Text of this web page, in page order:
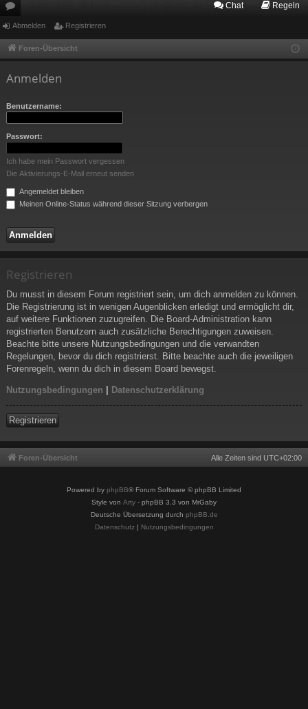
or
en
Chat Regeln
Abmelden Registrieren
Foren-Übersicht
Anmelden
Benutzername:
Passwort:
Ich habe mein Passwort vergessen
Die Aktivierungs-E-Mail erneut senden
Angemeldet bleiben
Meinen Online-Status während dieser Sitzung verbergen
Registrieren
Du musst in diesem Forum registriert sein, um dich anmelden zu können.
Die Registrierung ist in wenigen Augenblicken erledigt und ermöglicht dir,
auf weitere Funktionen zuzugreifen. Die Board-Administration kann
registrierten Benutzern auch zusätzliche Berechtigungen zuweisen.
Beachte bitte unsere Nutzungsbedingungen und die verwandten
Regelungen, bevor du dich registrierst. Bitte beachte auch die jeweiligen
Forenregeln, wenn du dich in diesem Board bewegst.
Nutzungsbedingungen Datenschutzerklärung
Registrieren
Foren-Übersicht Alle Zeiten sind UTC+02:00
Powered by phpBB® Forum Software © phpBB Limited
Style von Arty - phpBB 3.3 von MrGaby
Deutsche Übersetzung durch phpBB.de
Datenschutz| Nutzungsbedingungen